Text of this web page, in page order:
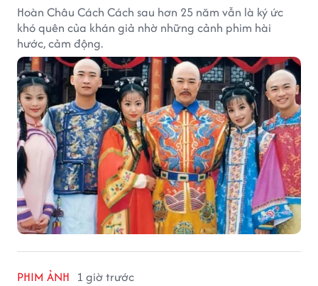
Hoàn Châu Cách Cách sau hơn 25 năm vẫn là ký ức
khó quên của khán giả nhờ những cảnh phim hài
hước, cảm động.
PHIM ẢNH 1 giờ trước